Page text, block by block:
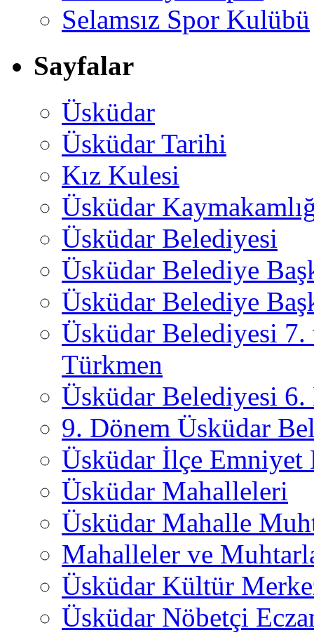
Selamsız Spor Kulübü
Sayfalar
Üsküdar
Üsküdar Tarihi
Kız Kulesi
Üsküdar
Üsküdar Belediyesi
Üsküdar Belediye
Üsküdar Belediye
Üsküdar Belediyesi
Türkmen
Üsküdar Belediyesi 6.
9. Dönem Üsküdar
Üsküdar İlçe
Üsküdar Mahalleleri
Üsküdar Mahalle
Mahalleler ve
Üsküdar Kültür
Üsküdar Nöbetçi